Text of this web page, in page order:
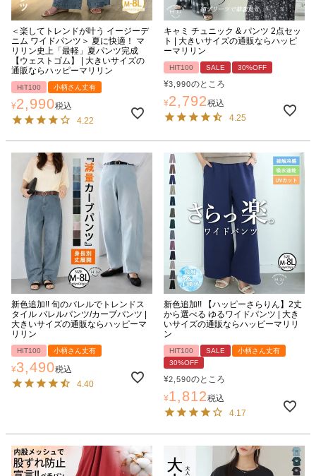
＜楽してトレンドが叶う イージーデ
ニム ワイドパンツ＞ 夏に快適！ マ
リリン史上「最軽」夏パンツ完成
【ウェストゴム】 | 大きいサイズの
通販ならハッピーマリリン
HIT100 小柄さん丈有
¥2,990税込
4.22
キャミ チュニック & パンツ 2点セッ
ト | 大きいサイズの通販ならハッピ
ーマリリン
HIT100 SALE 30%OFF
¥3,990のところ
¥2,792税込
4.25
新色追加!! 旬のバレルでトレンドス
タイル バレルパンツ/カーブパンツ |
大きいサイズの通販ならハッピーマ
リリン
HIT100 小柄さん丈有
¥3,490税込
4.40
新色追加!! 【ハッピーさらりん】2丈
から選べる ゆるワイドパンツ | 大き
いサイズの通販ならハッピーマリリ
ン
HIT100 SALE
小柄さん丈有
30%OFF
¥2,590のところ
¥1,812税込
4.17